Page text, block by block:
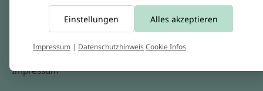
Unsere Creppies
Nähkästchen
Unsere Stoffe
Impressum
Einstellungen Alles akzeptieren
Impressum | DatenschutzhinweisCookie Infos